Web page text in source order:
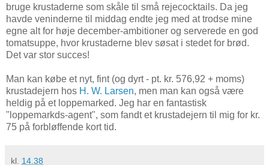
bruge krustaderne som skåle til små rejecocktails. Da jeg
havde veninderne til middag endte jeg med at trodse mine
egne alt for høje december-ambitioner og serverede en god
tomatsuppe, hvor krustaderne blev søsat i stedet for brød.
Det var stor succes!
Man kan købe et nyt, fint (og dyrt - pt. kr. 576,92 + moms)
krustadejern hos H. W. Larsen, men man kan også være
heldig på et loppemarked. Jeg har en fantastisk
"loppemarkds-agent", som fandt et krustadejern til mig for kr.
75 på forbløffende kort tid.
kl. 14.38